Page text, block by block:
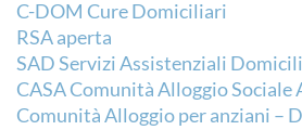
C-DOM Cure Domiciliari
RSA aperta
SAD Servizi Assistenziali
CASA Comunità Alloggio Sociale
Comunità Alloggio per anziani –